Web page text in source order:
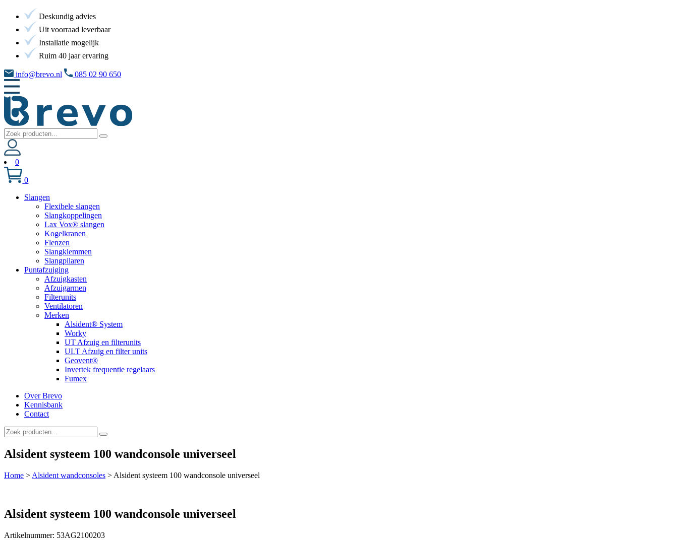
Deskundig advies
Uit voorraad leverbaar
Installatie mogelijk
Ruim 40 jaar ervaring
info@brevo.nl 085 02 90 650
0
0
Slangen
Flexibele slangen
Slangkoppelingen
Lax Vox® slangen
Kogelkranen
Flenzen
Slangklemmen
Slangpilaren
Puntafzuiging
Afzuigkasten
Afzuigarmen
Filterunits
Ventilatoren
Merken
Alsident® System
Worky
UT Afzuig en filterunits
ULT Afzuig en filter units
Geovent®
Invertek frequentie regelaars
Fumex
Over Brevo
Kennisbank
Contact
Alsident systeem 100 wandconsole universeel
Home > Alsident wandconsoles > Alsident systeem 100 wandconsole universeel
Alsident systeem 100 wandconsole universeel
Artikelnummer: 53AG2100203